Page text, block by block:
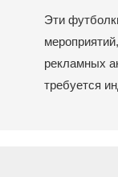
Эти
рекламных
требуется